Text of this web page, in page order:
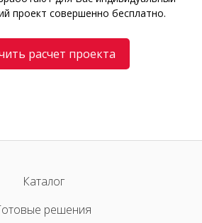
проект совершенно бесплатно.
расчет проекта
Каталог
решения